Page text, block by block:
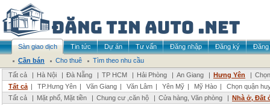
Sàn giao dịch Tin tức Dự án Tư vấn Đăng nhập Đăng ký
Đăng
Cần bán
Cho thuê
Tìm theo nhu cầu
Tất cả
| Hà Nội | Đà Nẵng | TP HCM | Hải Phòng | An Giang | Hưng Yên |
Tất cả | TP.Hưng Yên | Văn Giang | Văn Lâm | Yên Mỹ | Mỹ Hào |
Chọn quận
Tất cả
| Mặt phố, Mặt tiền | Chung cư ,căn hộ | Cửa hàng, Văn phòng | Nhà ở, Đất